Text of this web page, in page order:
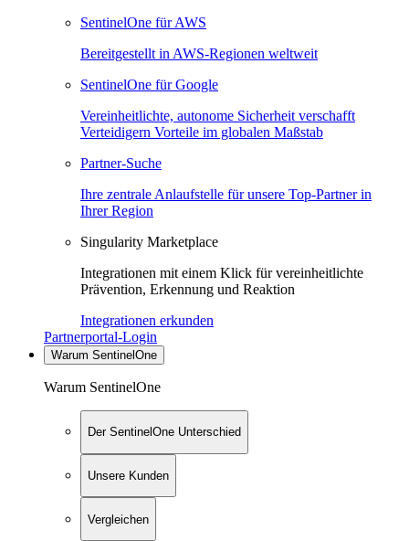
SentinelOne für AWS
Bereitgestellt in AWS-Regionen weltweit
SentinelOne für Google
Vereinheitlichte, autonome Sicherheit verschafft
Verteidigern Vorteile im globalen Maßstab
Partner-Suche
Ihre zentrale Anlaufstelle für unsere Top-Partner in
Ihrer Region
Singularity Marketplace
Integrationen mit einem Klick für vereinheitlichte
Prävention, Erkennung und Reaktion
Integrationen erkunden
Partnerportal-Login
Warum SentinelOne
Warum SentinelOne
Der SentinelOne Unterschied
Unsere Kunden
Vergleichen